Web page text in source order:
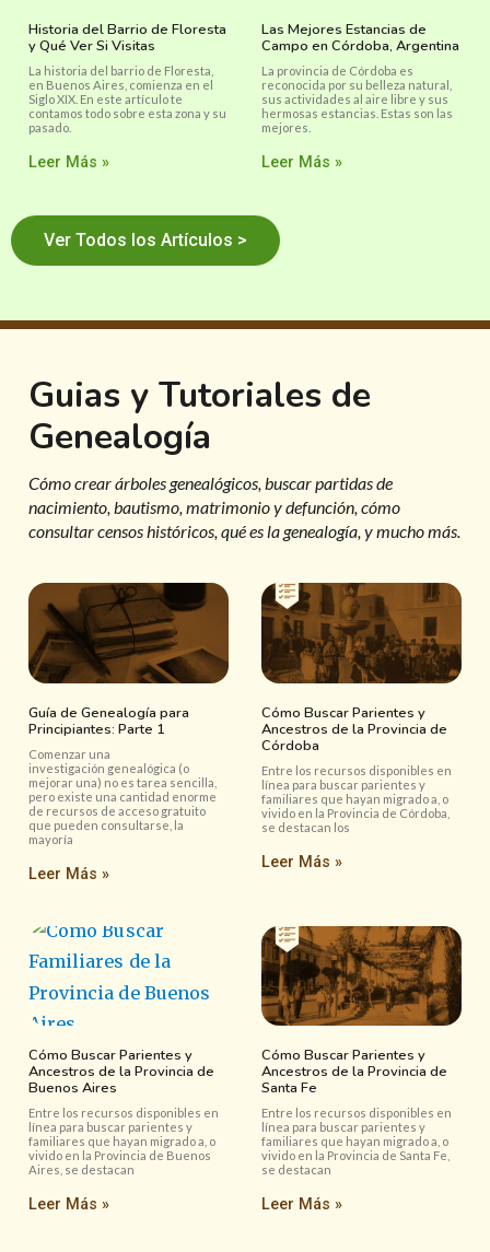
Historia del Barrio de Floresta
y Qué Ver Si Visitas
La historia del barrio de Floresta,
en Buenos Aires, comienza en el
Siglo XIX. En este artículo te
contamos todo sobre esta zona y su
pasado.
Leer Más »
Las Mejores Estancias de
Campo en Córdoba, Argentina
La provincia de Córdoba es
reconocida por su belleza natural,
sus actividades al aire libre y sus
hermosas estancias. Estas son las
mejores.
Leer Más »
Ver Todos los Artículos >
Guias y Tutoriales de
Genealogía
Cómo crear árboles genealógicos, buscar partidas de
nacimiento, bautismo, matrimonio y defunción, cómo
consultar censos históricos, qué es la genealogía, y mucho más.
Guía de Genealogía para
Principiantes: Parte 1
Comenzar una
investigación genealógica (o
mejorar una) no es tarea sencilla,
pero existe una cantidad enorme
de recursos de acceso gratuito
que pueden consultarse, la
mayoría
Leer Más »
Cómo Buscar Parientes y
Ancestros de la Provincia de
Córdoba
Entre los recursos disponibles en
línea para buscar parientes y
familiares que hayan migrado a, o
vivido en la Provincia de Córdoba,
se destacan los
Leer Más »
Cómo Buscar Parientes y
Ancestros de la Provincia de
Buenos Aires
Entre los recursos disponibles en
línea para buscar parientes y
familiares que hayan migrado a, o
vivido en la Provincia de Buenos
Aires, se destacan
Leer Más »
Cómo Buscar Parientes y
Ancestros de la Provincia de
Santa Fe
Entre los recursos disponibles en
línea para buscar parientes y
familiares que hayan migrado a, o
vivido en la Provincia de Santa Fe,
se destacan
Leer Más »